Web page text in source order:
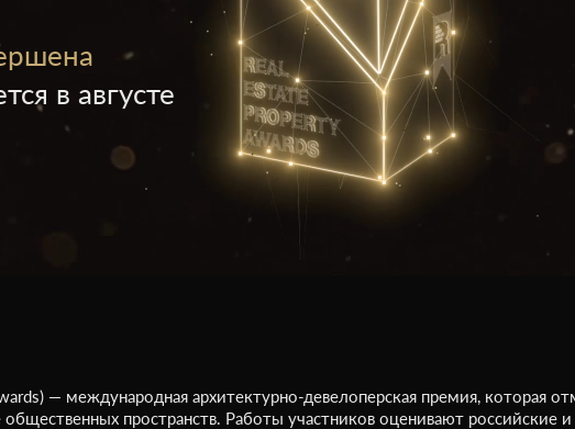
в августе
— международная архитектурно-девелоперская премия,
пространств. Работы участников оценивают российские